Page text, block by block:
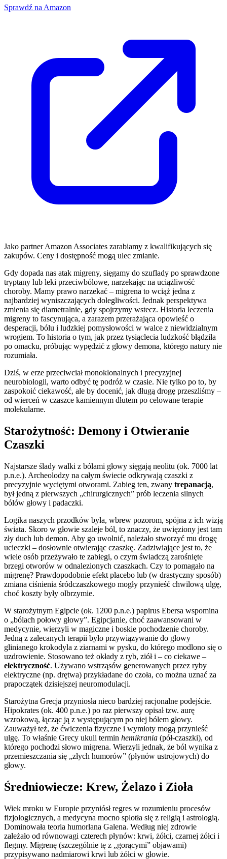
Sprawdź na Amazon
Jako partner Amazon Associates zarabiamy z kwalifikujących się
zakupów. Ceny i dostępność mogą ulec zmianie.
Gdy dopada nas atak migreny, sięgamy do szuflady po sprawdzone
tryptany lub leki przeciwbólowe, narzekając na uciążliwość
choroby. Mamy prawo narzekać – migrena to wciąż jedna z
najbardziej wyniszczających dolegliwości. Jednak perspektywa
zmienia się diametralnie, gdy spojrzymy wstecz. Historia leczenia
migreny to fascynująca, a zarazem przerażająca opowieść o
desperacji, bólu i ludzkiej pomysłowości w walce z niewidzialnym
wrogiem. To historia o tym, jak przez tysiąclecia ludzkość błądziła
po omacku, próbując wypędzić z głowy demona, którego natury nie
rozumiała.
Dziś, w erze przeciwciał monoklonalnych i precyzyjnej
neurobiologii, warto odbyć tę podróż w czasie. Nie tylko po to, by
zaspokoić ciekawość, ale by docenić, jak długą drogę przeszliśmy –
od wierceń w czaszce kamiennym dłutem po celowane terapie
molekularne.
Starożytność: Demony i Otwieranie
Czaszki
Najstarsze ślady walki z bólami głowy sięgają neolitu (ok. 7000 lat
p.n.e.). Archeolodzy na całym świecie odkrywają czaszki z
precyzyjnie wyciętymi otworami. Zabieg ten, zwany trepanacją,
był jedną z pierwszych „chirurgicznych” prób leczenia silnych
bólów głowy i padaczki.
Logika naszych przodków była, wbrew pozorom, spójna z ich wizją
świata. Skoro w głowie szaleje ból, to znaczy, że uwięziony jest tam
zły duch lub demon. Aby go uwolnić, należało stworzyć mu drogę
ucieczki – dosłownie otwierając czaszkę. Zadziwiające jest to, że
wiele osób przeżywało te zabiegi, o czym świadczą zarośnięte
brzegi otworów w odnalezionych czaszkach. Czy to pomagało na
migrenę? Prawdopodobnie efekt placebo lub (w drastyczny sposób)
zmiana ciśnienia śródczaszkowego mogły przynieść chwilową ulgę,
choć koszty były olbrzymie.
W starożytnym Egipcie (ok. 1200 p.n.e.) papirus Ebersa wspomina
o „bólach połowy głowy”. Egipcjanie, choć zaawansowani w
medycynie, wierzyli w magiczne i boskie pochodzenie choroby.
Jedną z zalecanych terapii było przywiązywanie do głowy
glinianego krokodyla z ziarnami w pysku, do którego modlono się o
uzdrowienie. Stosowano też okłady z ryb, ziół i – co ciekawe –
elektryczność. Używano wstrząsów generowanych przez ryby
elektryczne (np. drętwa) przykładane do czoła, co można uznać za
prapoczątek dzisiejszej neuromodulacji.
Starożytna Grecja przyniosła nieco bardziej racjonalne podejście.
Hipokrates (ok. 400 p.n.e.) po raz pierwszy opisał tzw. aurę
wzrokową, łącząc ją z występującym po niej bólem głowy.
Zauważył też, że ćwiczenia fizyczne i wymioty mogą przynieść
ulgę. To właśnie Grecy ukuli termin hemikrania (pół-czaszki), od
którego pochodzi słowo migrena. Wierzyli jednak, że ból wynika z
przemieszczania się „złych humorów” (płynów ustrojowych) do
głowy.
Średniowiecze: Krew, Żelazo i Zioła
Wiek mroku w Europie przyniósł regres w rozumieniu procesów
fizjologicznych, a medycyna mocno splotła się z religią i astrologią.
Dominowała teoria humorlana Galena. Według niej zdrowie
zależało od równowagi czterech płynów: krwi, żółci, czarnej żółci i
flegmy. Migrenę (szczególnie tę z „gorącymi” objawami)
przypisywano nadmiarowi krwi lub żółci w głowie.